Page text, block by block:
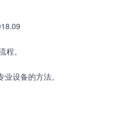
。
设备的方法。